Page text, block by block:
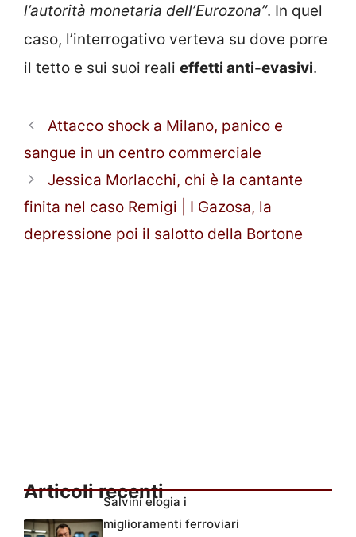
l’autorità monetaria dell’Eurozona”. In quel
caso, l’interrogativo verteva su dove porre
il tetto e sui suoi reali effetti anti-evasivi.
Attacco shock a Milano, panico e
sangue in un centro commerciale
Jessica Morlacchi, chi è la cantante
finita nel caso Remigi | I Gazosa, la
depressione poi il salotto della Bortone
Articoli recenti
Salvini elogia i
miglioramenti ferroviari